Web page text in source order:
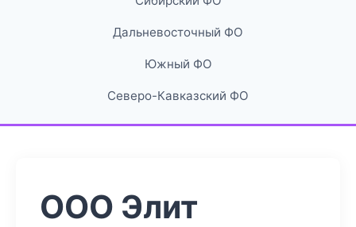
Дальневосточный ФО
Южный ФО
Северо-Кавказский ФО
ООО Элит